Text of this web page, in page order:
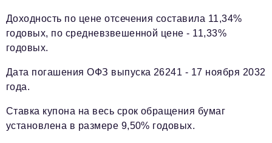
podpiska@business-magazine.online
Отдел по работе с партнерами
partner@business-magazine.online
Доходность по цене отсечения составила 11,34%
годовых, по средневзвешенной цене - 11,33%
годовых.
Дата погашения ОФЗ выпуска 26241 - 17 ноября 2032
года.
Ставка купона на весь срок обращения бумаг
установлена в размере 9,50% годовых.